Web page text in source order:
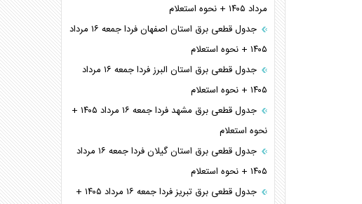
مرداد ۱۴۰۵ + نحوه استعلام
جدول قطعی برق استان اصفهان فردا جمعه ۱۶ مرداد
۱۴۰۵ + نحوه استعلام
جدول قطعی برق استان البرز فردا جمعه ۱۶ مرداد
۱۴۰۵ + نحوه استعلام
جدول قطعی برق مشهد فردا جمعه ۱۶ مرداد ۱۴۰۵ +
نحوه استعلام
جدول قطعی برق استان گیلان فردا جمعه ۱۶ مرداد
۱۴۰۵ + نحوه استعلام
جدول قطعی برق تبریز فردا جمعه ۱۶ مرداد ۱۴۰۵ +